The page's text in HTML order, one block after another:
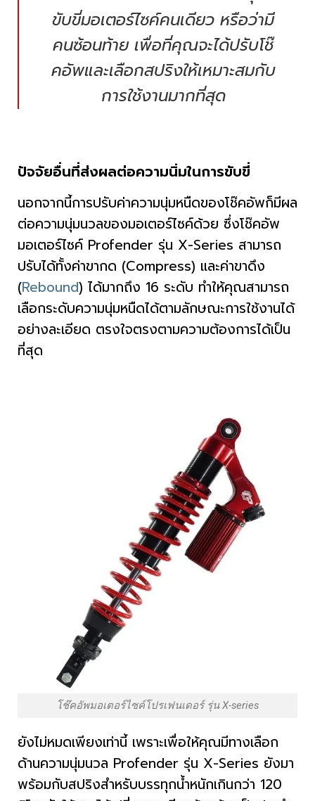
ขับขี่มอเตอร์ไซค์คนเดียว หรือว่ามี
คนซ้อนท้าย เพื่อที่คุณจะได้ปรับโช๊
คอัพและเลือกสปริงให้เหมาะสมกับ
การใช้งานมากที่สุด
ปัจจัยอื่นที่ส่งผลต่อความนิ่มในการขับขี่
นอกจากนี้การปรับค่าความนุ่มหนืดของโช๊คอัพก็มีผล
ต่อความนุ่มนวลของมอเตอร์ไซค์ด้วย ซึ่งโช๊คอัพ
มอเตอร์ไซค์ Profender รุ่น X-Series สามารถ
ปรับได้ทั้งค่าขากด (Compress) และค่าขาดึง
(Rebound) ได้มากถึง 16 ระดับ ทำให้คุณสามารถ
เลือกระดับความนุ่มหนืดได้ตามลักษณะการใช้งานได้
อย่างละเอียด ตรงใจตรงตามความต้องการได้เป็น
ที่สุด
โช๊คอัพมอเตอร์ไซค์โปรเฟนเดอร์ รุ่น X-series
ยังไม่หมดเพียงเท่านี้ เพราะเพื่อให้คุณมีทางเลือก
ด้านความนุ่มนวล Profender รุ่น X-Series ยังมา
พร้อมกับสปริงสำหรับบรรทุกน้ำหนักเกินกว่า 120